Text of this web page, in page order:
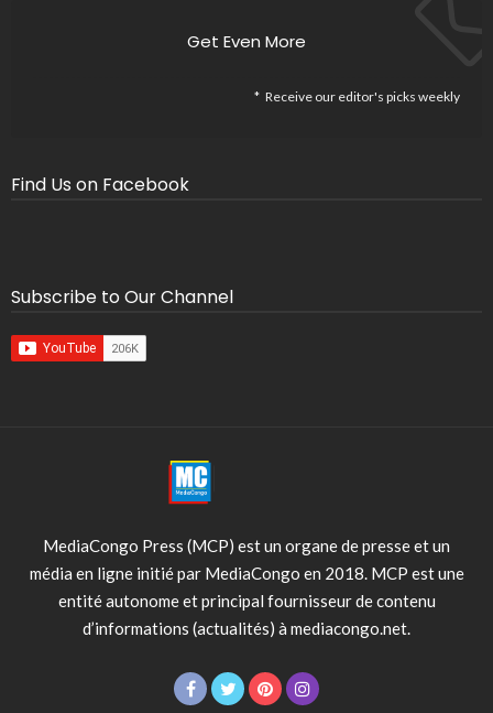
Get Even More
Receive our editor's picks weekly
Find Us on Facebook
Subscribe to Our Channel
MediaCongo Press (MCP) est un organe de presse et un
média en ligne initié par MediaCongo en 2018. MCP est une
entité autonome et principal fournisseur de contenu
d’informations (actualités) à mediacongo.net.